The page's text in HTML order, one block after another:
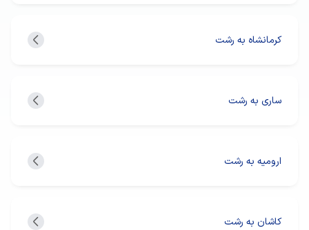
کرمانشاه به رشت
ساری به رشت
ارومیه به رشت
کاشان به رشت